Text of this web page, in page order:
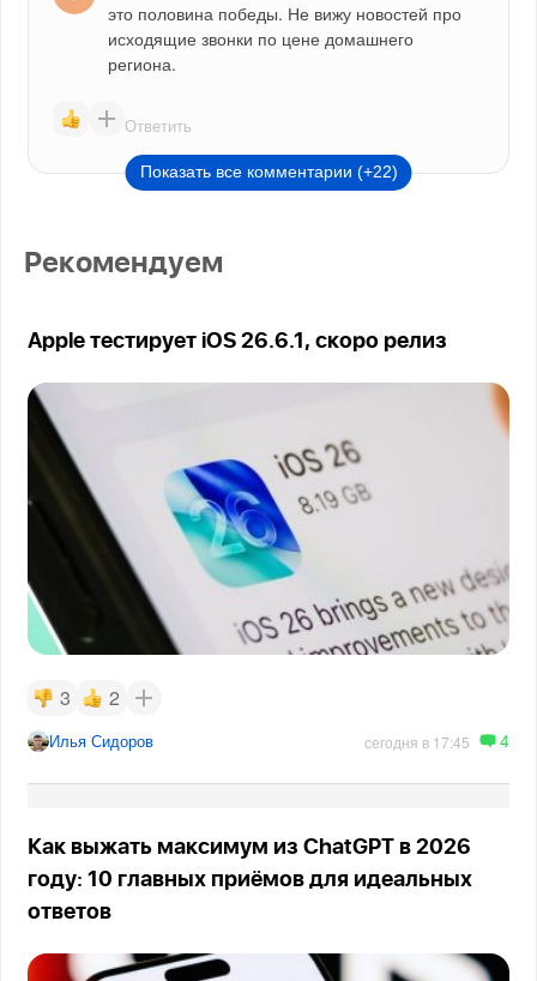
это половина победы. Не вижу новостей про
исходящие звонки по цене домашнего
региона.
Ответить
Показать все комментарии (+22)
Рекомендуем
Apple тестирует iOS 26.6.1, скоро релиз
3 2
Илья Сидоров сегодня в 17:45 4
Как выжать максимум из ChatGPT в 2026
году: 10 главных приёмов для идеальных
ответов